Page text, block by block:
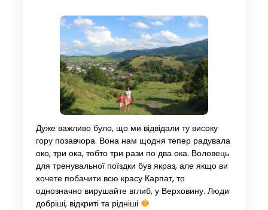
Дуже важливо було, що ми відвідали ту високу
гору позавчора. Вона нам щодня тепер радувала
око, три ока, тобто три рази по два ока. Воловець
для тренувальної поїздки був якраз, але якщо ви
хочете побачити всю красу Карпат, то
однозначно вирушайте вглиб, у Верховину. Люди
добріші, відкриті та рідніші